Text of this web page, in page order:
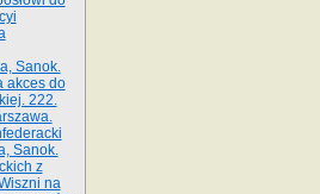
Sanok.
akces do
222.
Sanok.
z
na